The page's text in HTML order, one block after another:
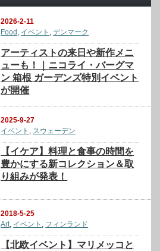
2026-2-11
Food , イベント ,デンマーク
アーティストの来日や新作メニ
ューも！｜ニコライ・バーグマ
ン 箱根 ガーデンズ特別イベント
が開催
2025-9-27
イベント , スウェーデン
【イケア】料理と食事の時間を
豊かにする新コレクション＆取
り組みが発表！
2018-5-25
Art, イベント , フィンランド
【北欧イベント】マリメッコと